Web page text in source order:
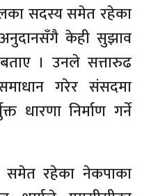
सदस्य समेत रहेका
केही सुझाव
। उनले सत्तारुढ
गरेर संसदमा
धारणा निर्माण गर्ने
समेत रहेका नेकपाका